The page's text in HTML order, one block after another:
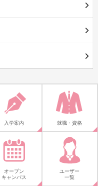
入学案内 就職・資格
オープン
キャンパス
ユーザー
一覧